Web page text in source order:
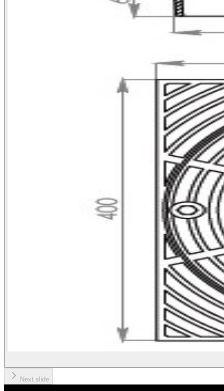
Next slide